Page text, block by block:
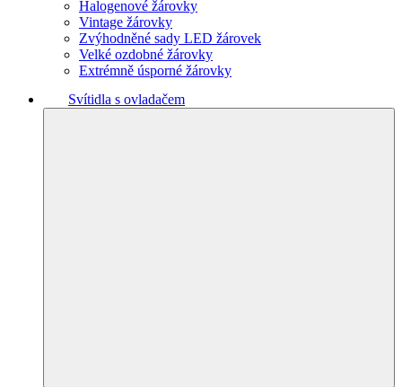
Halogenové žárovky
Vintage žárovky
Zvýhodněné sady LED žárovek
Velké ozdobné žárovky
Extrémně úsporné žárovky
Svítidla s ovladačem